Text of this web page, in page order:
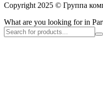
Copyright 2025 © Группа
What are you looking for in